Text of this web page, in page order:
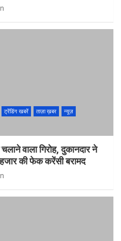
ट्रेंडिंग खबरें ताज़ा ख़बर
न्यूज़
वाला गिरोह, दुकानदार ने
की फेक करेंसी बरामद